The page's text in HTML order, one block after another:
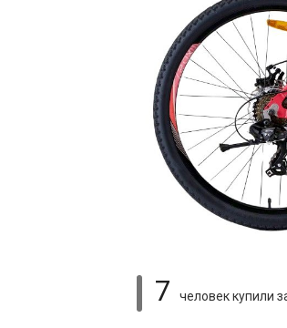
7 человек купили